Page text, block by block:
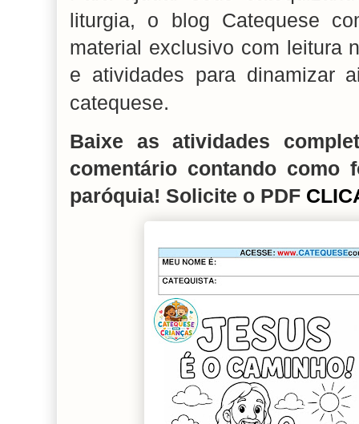
liturgia, o blog Catequese
material exclusivo com leitura
e atividades para dinamizar
catequese.
Baixe as atividades
comentário contando como
paróquia! Solicite o PDF